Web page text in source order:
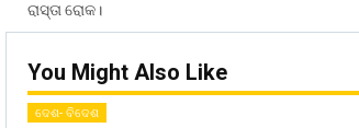
ରାସ୍ତା ରୋକ।
You Might Also Like
ଦେଶ- ବିଦେଶ